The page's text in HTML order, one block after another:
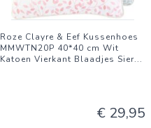
Roze Clayre & Eef Kussenhoes
MMWTN20P 40*40 cm Wit
Katoen Vierkant Blaadjes Sier...
€ 29,95